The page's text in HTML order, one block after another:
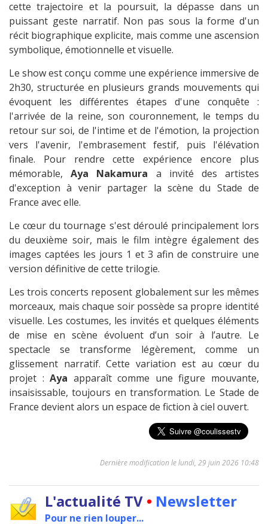
cette trajectoire et la poursuit, la dépasse dans un
puissant geste narratif. Non pas sous la forme d'un
récit biographique explicite, mais comme une ascension
symbolique, émotionnelle et visuelle.
Le show est conçu comme une expérience immersive de
2h30, structurée en plusieurs grands mouvements qui
évoquent les différentes étapes d'une conquête :
l'arrivée de la reine, son couronnement, le temps du
retour sur soi, de l'intime et de l'émotion, la projection
vers l'avenir, l'embrasement festif, puis l'élévation
finale. Pour rendre cette expérience encore plus
mémorable,Aya Nakamura a invité des artistes
d'exception à venir partager la scène du Stade de
France avec elle.
Le cœur du tournage s'est déroulé principalement lors
du deuxième soir, mais le film intègre également des
images captées les jours 1 et 3 afin de construire une
version définitive de cette trilogie.
Les trois concerts reposent globalement sur les mêmes
morceaux, mais chaque soir possède sa propre identité
visuelle. Les costumes, les invités et quelques éléments
de mise en scène évoluent d’un soir à l’autre. Le
spectacle se transforme légèrement, comme un
glissement narratif. Cette variation est au cœur du
projet :Aya apparaît comme une figure mouvante,
insaisissable, toujours en transformation. Le Stade de
France devient alors un espace de fiction à ciel ouvert.
Dernière modification le lundi, 29 juin 2026 10:48
L'actualité TV • Newsletter
Pour ne rien louper...